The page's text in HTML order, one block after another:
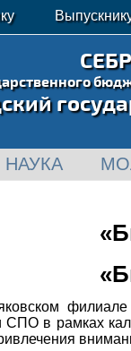
НАУКА
филиале
СПО в рамках